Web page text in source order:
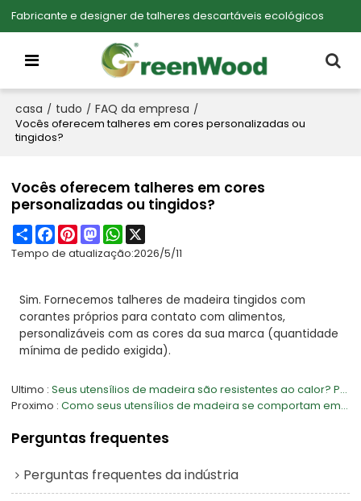
Fabricante e designer de talheres descartáveis ecológicos
casa / tudo / FAQ da empresa /
Vocês oferecem talheres em cores personalizadas ou
tingidos?
Vocês oferecem talheres em cores
personalizadas ou tingidos?
ShareFacebook
PinterestMastodonWhatsApp
Tempo de atualização:2026/5/11
Sim. Fornecemos talheres de madeira tingidos com
corantes próprios para contato com alimentos,
personalizáveis com as cores da sua marca (quantidade
mínima de pedido exigida).
Ultimo
Seus utensílios de madeira são resistentes ao calor? Podem ser usados no forno ou no micro-ondas?
Proximo
Como seus utensílios de madeira se comportam em ambientes com alimentos úmidos ou oleosos?
Perguntas frequentes
Perguntas frequentes da indústria